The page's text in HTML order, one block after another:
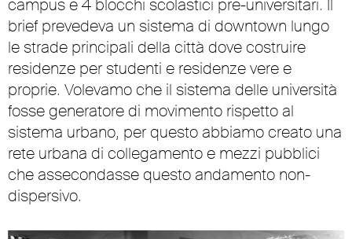
campus e 4 blocchi scolastici pre-universitari. Il
brief prevedeva un sistema di downtown lungo
le strade principali della città dove costruire
residenze per studenti e residenze vere e
proprie. Volevamo che il sistema delle università
fosse generatore di movimento rispetto al
sistema urbano, per questo abbiamo creato una
rete urbana di collegamento e mezzi pubblici
che assecondasse questo andamento non-
dispersivo.